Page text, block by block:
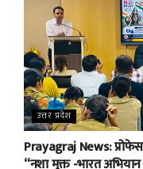
उत्तर प्रदेश
Prayagraj News: